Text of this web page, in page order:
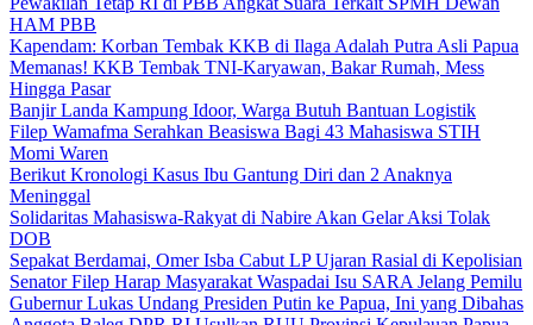
HAM PBB
Kapendam: Korban Tembak KKB di Ilaga Adalah Putra Asli Papua
Memanas! KKB Tembak TNI-Karyawan, Bakar Rumah, Mess
Hingga Pasar
Banjir Landa Kampung Idoor, Warga Butuh Bantuan Logistik
Filep Wamafma Serahkan Beasiswa Bagi 43 Mahasiswa STIH
Momi Waren
Berikut Kronologi Kasus Ibu Gantung Diri dan 2 Anaknya
Meninggal
Solidaritas Mahasiswa-Rakyat di Nabire Akan Gelar Aksi Tolak
DOB
Sepakat Berdamai, Omer Isba Cabut LP Ujaran Rasial di Kepolisian
Senator Filep Harap Masyarakat Waspadai Isu SARA Jelang Pemilu
Gubernur Lukas Undang Presiden Putin ke Papua, Ini yang Dibahas